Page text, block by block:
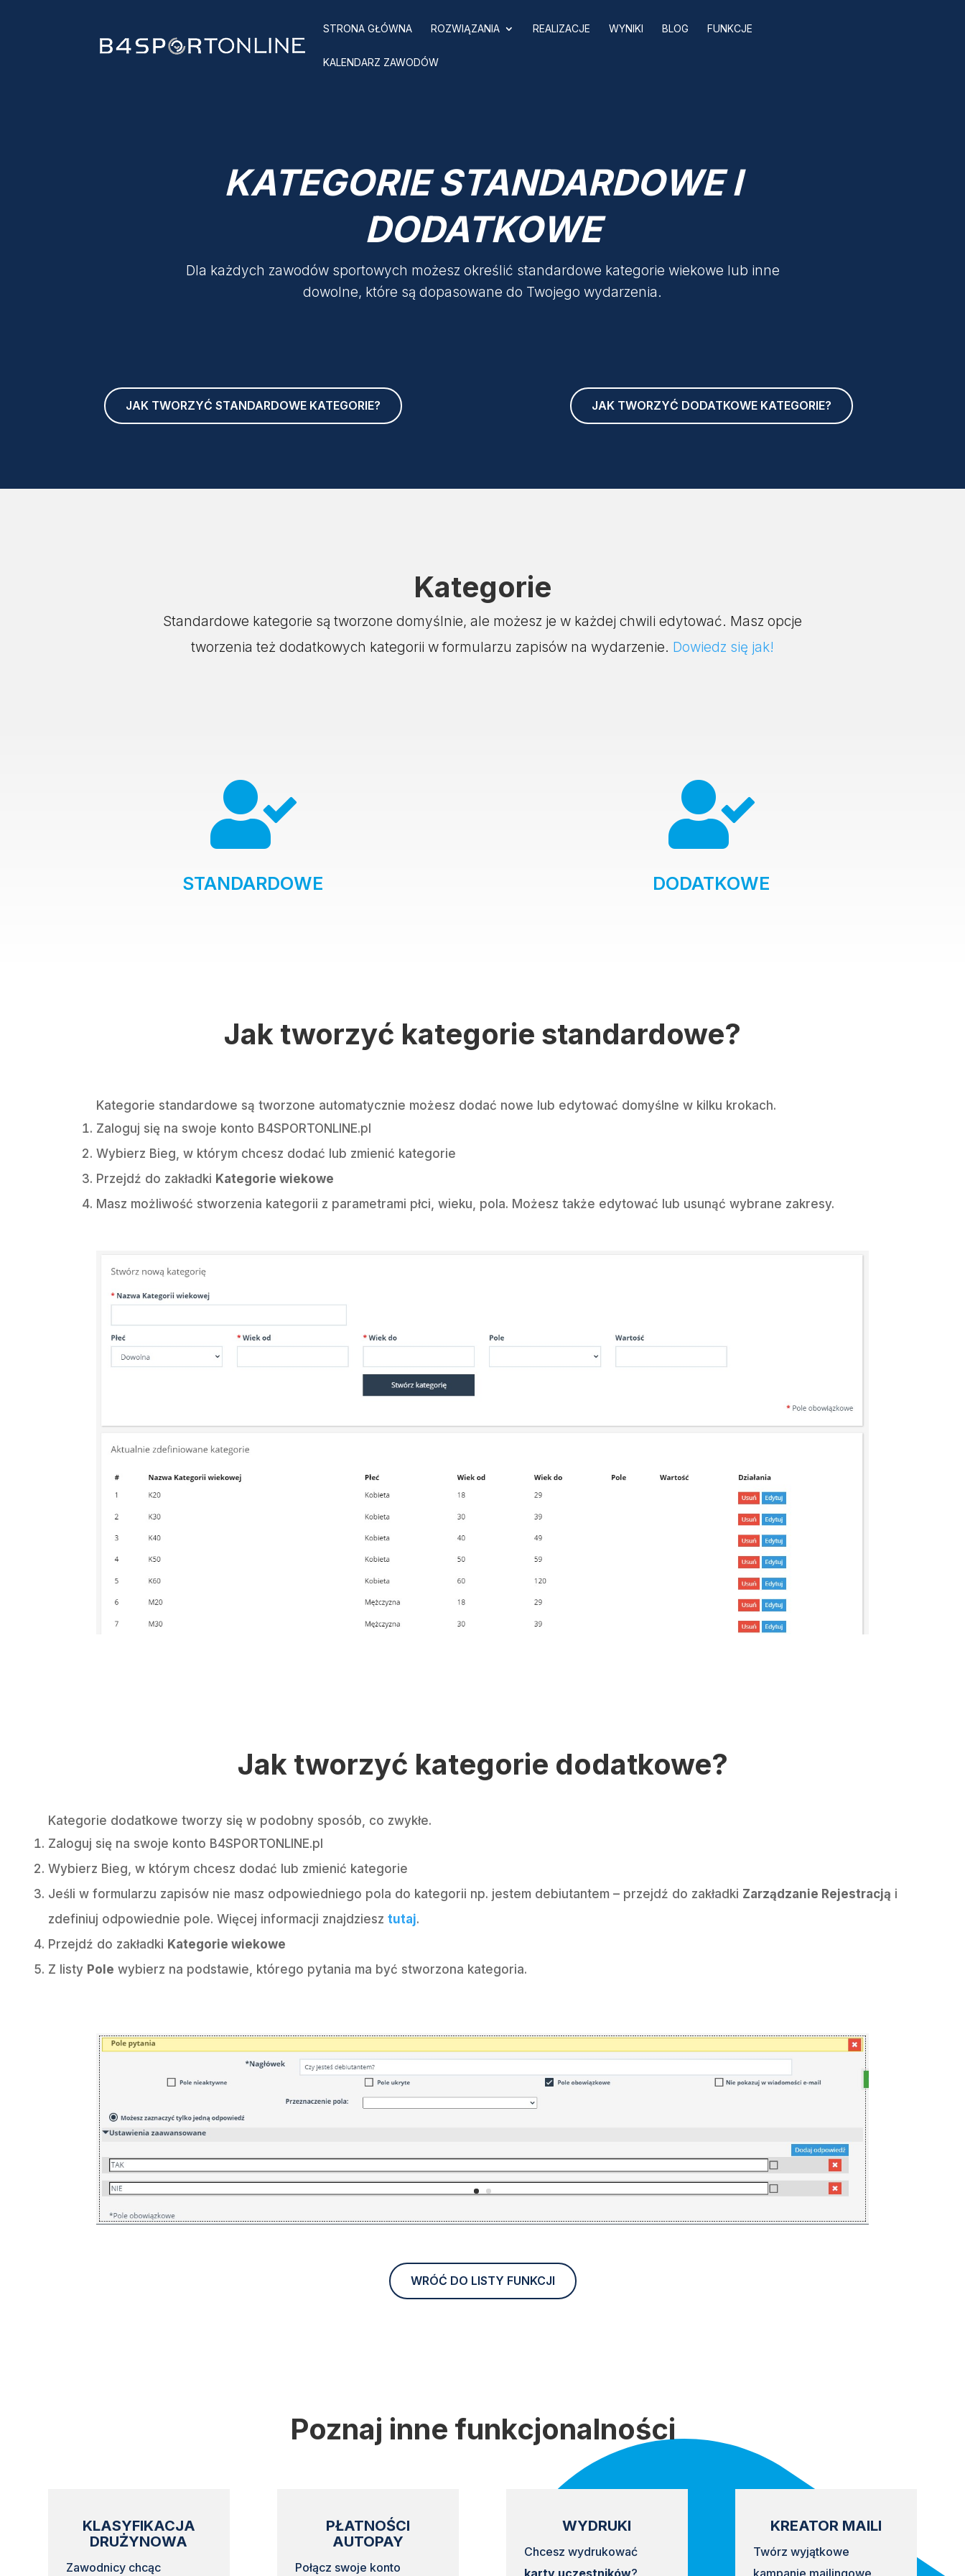
STRONA GŁÓWNA ROZWIĄZANIA REALIZACJE WYNIKI BLOG FUNKCJE
KALENDARZ ZAWODÓW
KATEGORIE STANDARDOWE I
DODATKOWE
Dla każdych zawodów sportowych możesz określić standardowe kategorie wiekowe lub inne
dowolne, które są dopasowane do Twojego wydarzenia.
JAK TWORZYĆ STANDARDOWE KATEGORIE? JAK TWORZYĆ DODATKOWE KATEGORIE?
Kategorie
Standardowe kategorie są tworzone domyślnie, ale możesz je w każdej chwili edytować. Masz opcje
tworzenia też dodatkowych kategorii w formularzu zapisów na wydarzenie. Dowiedz się jak!

STANDARDOWE

DODATKOWE
Jak tworzyć kategorie standardowe?
Kategorie standardowe są tworzone automatycznie możesz dodać nowe lub edytować domyślne w kilku krokach.
Zaloguj się na swoje konto B4SPORTONLINE.pl
Wybierz Bieg, w którym chcesz dodać lub zmienić kategorie
Przejdź do zakładki Kategorie wiekowe
Masz możliwość stworzenia kategorii z parametrami płci, wieku, pola. Możesz także edytować lub usunąć wybrane zakresy.
Jak tworzyć kategorie dodatkowe?
Kategorie dodatkowe tworzy się w podobny sposób, co zwykłe.
Zaloguj się na swoje konto B4SPORTONLINE.pl
Wybierz Bieg, w którym chcesz dodać lub zmienić kategorie
Jeśli w formularzu zapisów nie masz odpowiedniego pola do kategorii np. jestem debiutantem – przejdź do zakładki Zarządzanie Rejestracją i
zdefiniuj odpowiednie pole. Więcej informacji znajdziesztutaj.
Przejdź do zakładki Kategorie wiekowe
Z listy Pole wybierz na podstawie, którego pytania ma być stworzona kategoria.
WRÓĆ DO LISTY FUNKCJI
Poznaj inne funkcjonalności
KLASYFIKACJA
DRUŻYNOWA
Zawodnicy chcąc
PŁATNOŚCI
AUTOPAY
Połącz swoje konto
WYDRUKI
Chcesz wydrukować
KREATOR MAILI
Twórz wyjątkowe